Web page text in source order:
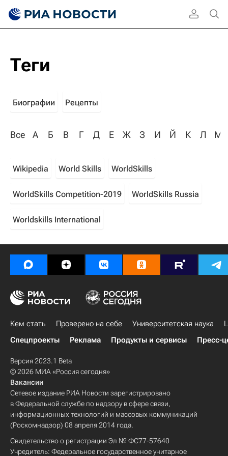
Теги
Биографии Рецепты
Все А Б В Г Д Е Ж З И Й К Л М
Wikipedia World Skills WorldSkills
WorldSkills Competition-2019 WorldSkills Russia
Worldskills International
Кем стать Проверено на себе Университетская наука
Спецпроекты
Реклама Продукты и сервисы Пресс-
Версия 2023.1 Beta
© 2026 МИА «Россия сегодня»
Вакансии
Сетевое издание РИА Новости зарегистрировано
в Федеральной службе по надзору в сфере связи,
информационных технологий и массовых коммуникаций
(Роскомнадзор) 08 апреля 2014 года.
Свидетельство о регистрации Эл № ФС77-57640
Учредитель: Федеральное государственное унитарное